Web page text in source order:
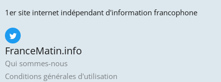
1er site internet indépendant d'information francophone
FranceMatin.info
Qui sommes-nous
Conditions générales d'utilisation